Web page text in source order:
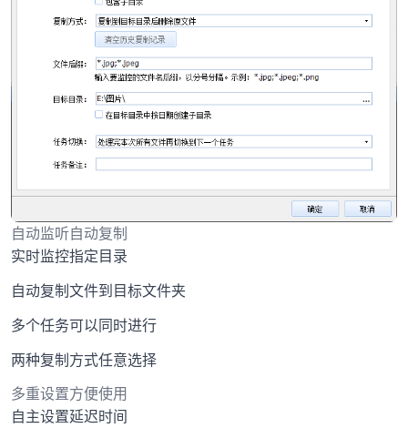
自动监听自动复制
实时监控指定目录
自动复制文件到目标文件夹
多个任务可以同时进行
两种复制方式任意选择
多重设置方便使用
自主设置延迟时间